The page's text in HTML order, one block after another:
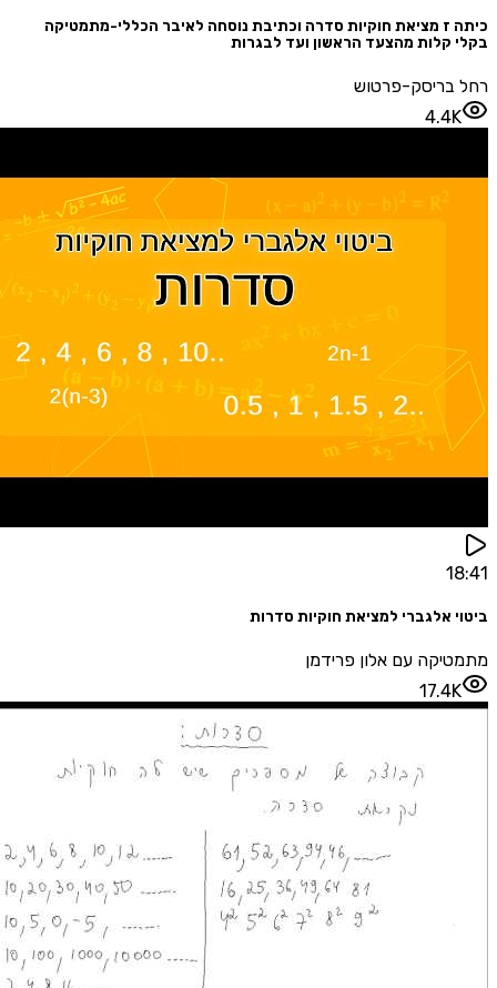
מציאת חוקיות סדרה וכתיבת נוסחה לאיבר הכללי-מתמטיקה
מהצעד הראשון ועד לבגרות
פרטוש
אלגברי למציאת חוקיות סדרות
עם אלון פרידמן